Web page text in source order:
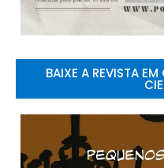
BAIXE A REVISTA